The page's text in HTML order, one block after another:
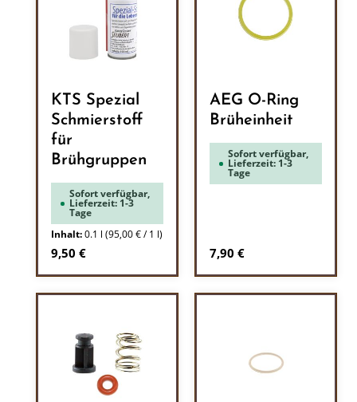
KTS Spezial
Schmierstoff
für
Brühgruppen
Sofort verfügbar,
Lieferzeit: 1-3
Tage
Inhalt:0.1 l (95,00 € / 1 l)
Regulärer Preis:
9,50 €
AEG O-Ring
Brüheinheit
Sofort verfügbar,
Lieferzeit: 1-3
Tage
Regulärer Preis:
7,90 €